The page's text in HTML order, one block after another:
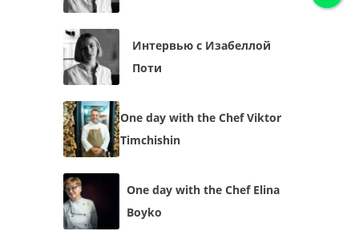
Українська
Интервью с Изабеллой
Поти
One day with the Chef Viktor
Timchishin
One day with the Chef Elina
Boyko